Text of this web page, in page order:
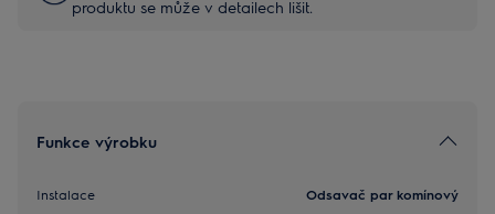
produktu se může v detailech lišit.
Funkce výrobku
Instalace Odsavač par komínový